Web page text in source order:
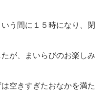
う間に１５時になり、閉
が、まいらびのお楽しみ
空きすぎたおなかを満た